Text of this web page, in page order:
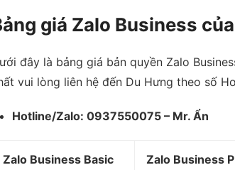
giá Zalo Business
đây là bảng giá bản quyền Zalo
vui lòng liên hệ đến Du Hưng theo số
Hotline/Zalo: 0937550075 – Mr. Ẩn
Zalo Business Basic Zalo Business